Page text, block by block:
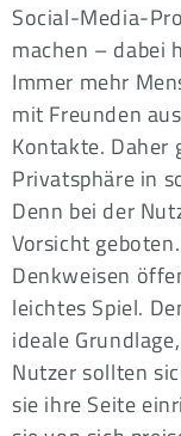
Social-Media-
machen – dabei
Immer mehr
mit Freunden
Kontakte. Daher
Privatsphäre in
Denn bei der
Vorsicht
Denkweisen
leichtes Spiel.
ideale
Nutzer sollten
sie ihre Seite